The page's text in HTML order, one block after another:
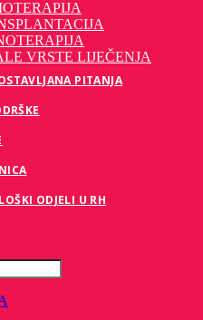
VRSTE LIJEČENJA
PITANJA
ODJELI U RH